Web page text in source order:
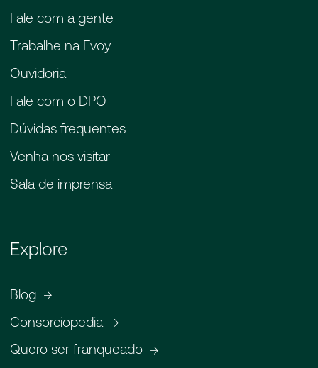
Fale com a gente
Trabalhe na Evoy
Ouvidoria
Fale com o DPO
Dúvidas frequentes
Venha nos visitar
Sala de imprensa
Explore
Blog
Consorciopedia
Quero ser franqueado